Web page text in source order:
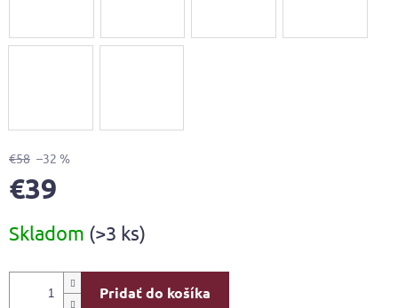
€58 –32 %
€39
cena:
Skladom (>3 ks)
Pridať do košíka